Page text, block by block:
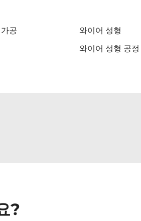
공 와이어 성형
와이어 성형 공정
?